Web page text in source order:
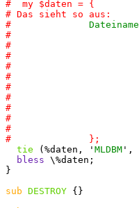
#  my $daten = {
# Das sieht so aus:
# Dateiname
#
tie (%daten, ' MLDBM ',
bless \%daten;
}
sub DESTROY {}